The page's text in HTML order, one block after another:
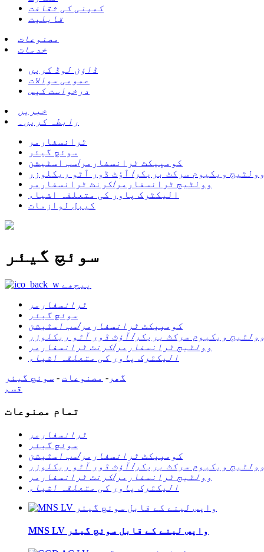
کمپنی کی ثقافت
قابلیت
مصنوعات
خدمات
ڈاؤن لوڈ کریں
عمومی سوالات
درخواست کیس
خبریں
رابطہ کریں۔
ٹرانسفارمر
سوئچ گیئر
کومپیکٹ ٹرانسفارمر/سب اسٹیشن
ویکیوم سرکٹ بریکر/ آؤٹ ڈور آٹو ریکلوزر
وولٹیج ٹرانسفارمر/کرنٹ ٹرانسفارمر
الیکٹرک پاور کی متعلقہ اشیاء
کیبل لوازمات
سوئچ گیئر
پیچھے
ٹرانسفارمر
سوئچ گیئر
کومپیکٹ ٹرانسفارمر/سب اسٹیشن
ویکیوم سرکٹ بریکر/ آؤٹ ڈور آٹو ریکلوزر
وولٹیج ٹرانسفارمر/کرنٹ ٹرانسفارمر
الیکٹرک پاور کی متعلقہ اشیاء
گھر - مصنوعات - سوئچ گیئر
قسم
تمام مصنوعات
ٹرانسفارمر
سوئچ گیئر
کومپیکٹ ٹرانسفارمر/سب اسٹیشن
ویکیوم سرکٹ بریکر/ آؤٹ ڈور آٹو ریکلوزر
وولٹیج ٹرانسفارمر/کرنٹ ٹرانسفارمر
الیکٹرک پاور کی متعلقہ اشیاء
MNS LV واپس لینے کے قابل سوئچ گیئر